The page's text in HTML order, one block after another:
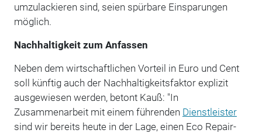
umzulackieren sind, seien spürbare Einsparungen
möglich.
Nachhaltigkeit zum Anfassen
Neben dem wirtschaftlichen Vorteil in Euro und Cent
soll künftig auch der Nachhaltigkeitsfaktor explizit
ausgewiesen werden, betont Kauß: "In
Zusammenarbeit mit einem führenden Dienstleister
sind wir bereits heute in der Lage, einen Eco Repair-